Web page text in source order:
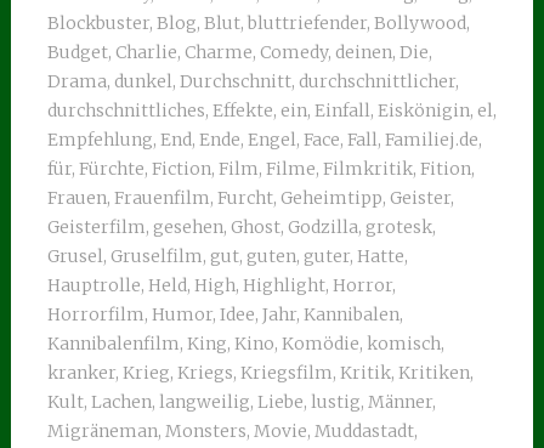
Blockbuster, Blog, Blut, bluttriefender, Bollywood,
Budget, Charlie, Charme, Comedy, deinen, Die,
Drama, dunkel, Durchschnitt, durchschnittlicher,
durchschnittliches, Effekte, ein, Einfall, Eiskönigin, el,
Empfehlung, End, Ende, Engel, Face, Fall, Familiej.de,
für, Fürchte, Fiction, Film, Filme, Filmkritik, Fition,
Frauen, Frauenfilm, Furcht, Geheimtipp, Geister,
Geisterfilm, gesehen, Ghost, Godzilla, grotesk,
Grusel, Gruselfilm, gut, guten, guter, Hatte,
Hauptrolle, Held, High, Highlight, Horror,
Horrorfilm, Humor, Idee, Jahr, Kannibalen,
Kannibalenfilm, King, Kino, Komödie, komisch,
kranker, Krieg, Kriegs, Kriegsfilm, Kritik, Kritiken,
Kult, Lachen, langweilig, Liebe, lustig, Männer,
Migräneman, Monsters, Movie, Muddastadt,